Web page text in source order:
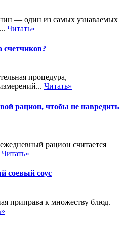
— один из самых узнаваемых
Читать»
счетчиков?
процедура,
Читать»
рацион, чтобы не навредить
рацион считается
Читать»
соевый соус
приправа к множеству блюд.